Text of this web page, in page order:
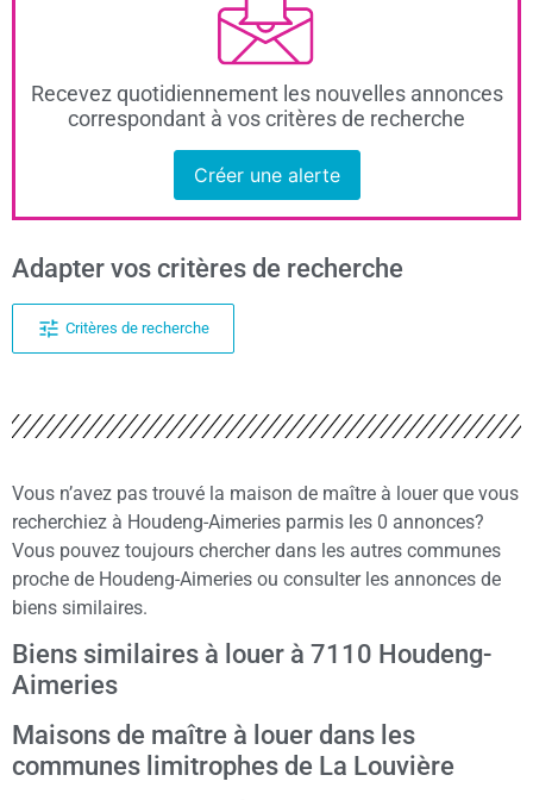
Recevez quotidiennement les nouvelles annonces
correspondant à vos critères de recherche
Créer une alerte
Adapter vos critères de recherche
Critères de recherche
Vous n’avez pas trouvé la maison de maître à louer que vous
recherchiez à Houdeng-Aimeries parmis les 0 annonces?
Vous pouvez toujours chercher dans les autres communes
proche de Houdeng-Aimeries ou consulter les annonces de
biens similaires.
Biens similaires à louer à 7110 Houdeng-
Aimeries
Maisons de maître à louer dans les
communes limitrophes de La Louvière